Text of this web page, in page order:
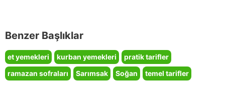
Benzer Başlıklar
et yemekleri kurban yemekleri
pratik tarifler
ramazan sofraları
Sarımsak Soğan temel tarifler